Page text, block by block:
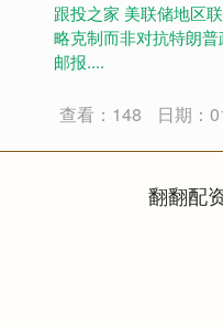
跟投之家 美联储地区
略克制而非对抗特朗
邮报....
查看：148 日期：
翻翻配